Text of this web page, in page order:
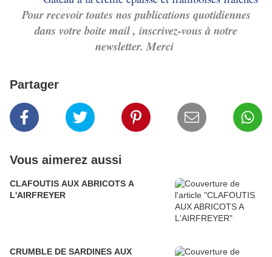
Pour recevoir toutes nos publications quotidiennes
dans votre boite mail , inscrivez-vous à notre
newsletter. Merci
Partager
Vous aimerez aussi
CLAFOUTIS AUX ABRICOTS A
L'AIRFREYER
CRUMBLE DE SARDINES AUX